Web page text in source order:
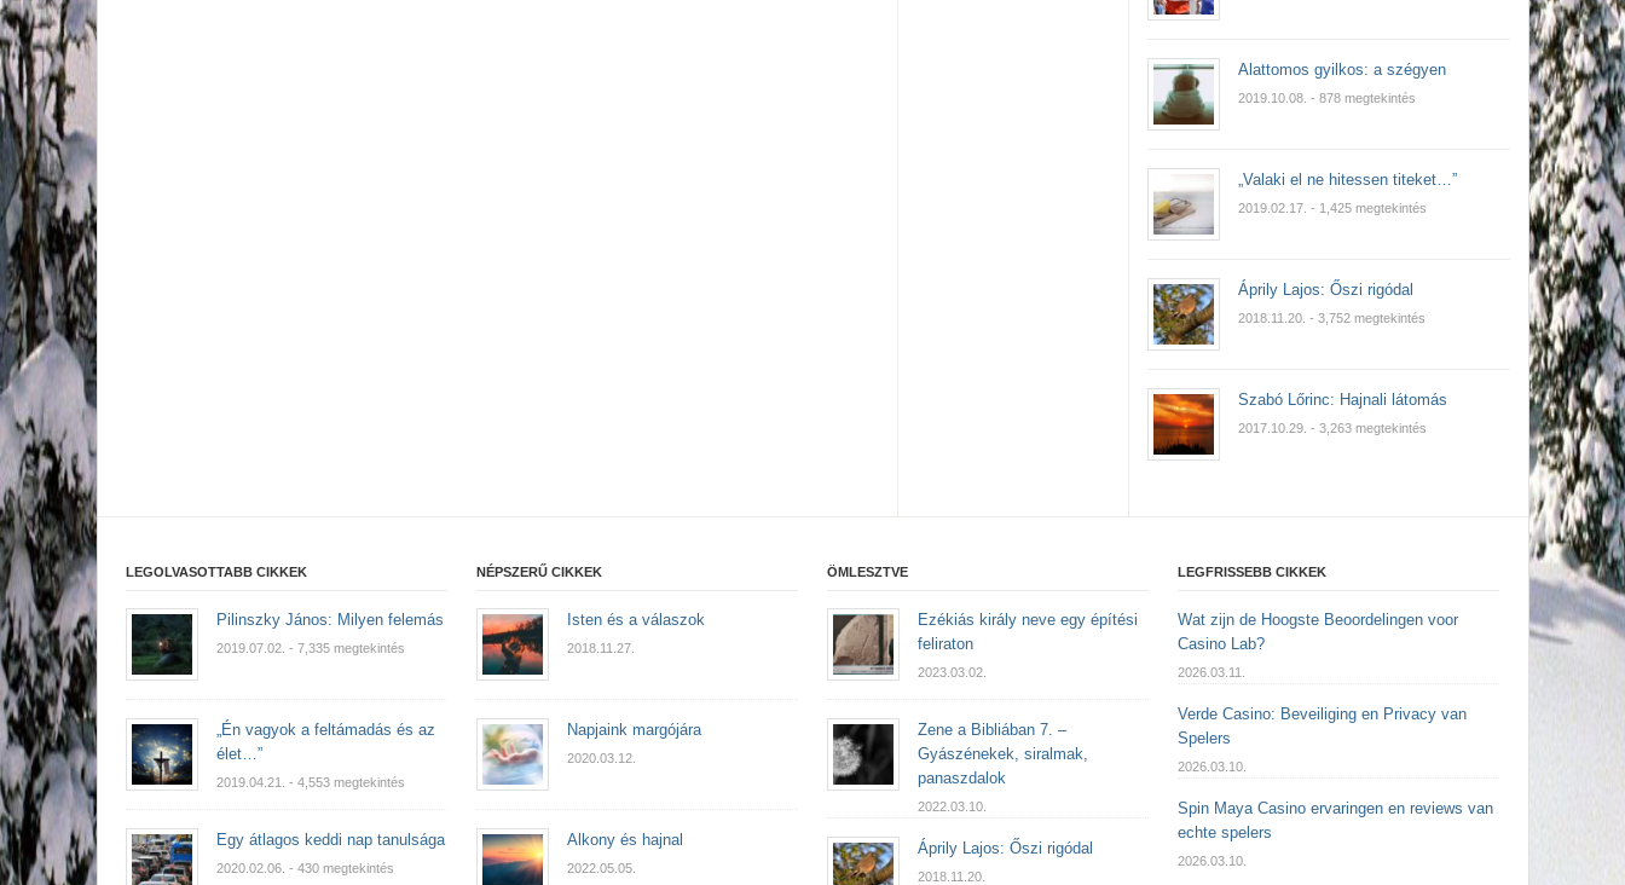
Alattomos gyilkos: a szégyen
2019.10.08. - 878 megtekintés
„Valaki el ne hitessen titeket…”
2019.02.17. - 1,425 megtekintés
Áprily Lajos: Őszi rigódal
2018.11.20. - 3,752 megtekintés
Szabó Lőrinc: Hajnali látomás
2017.10.29. - 3,263 megtekintés
LEGOLVASOTTABB CIKKEK
Pilinszky János: Milyen felemás
2019.07.02. - 7,335 megtekintés
„Én vagyok a feltámadás és az
élet…”
2019.04.21. - 4,553 megtekintés
Egy átlagos keddi nap tanulsága
2020.02.06. - 430 megtekintés
NÉPSZERŰ CIKKEK
Isten és a válaszok
2018.11.27.
Napjaink margójára
2020.03.12.
Alkony és hajnal
2022.05.05.
ÖMLESZTVE
Ezékiás király neve egy építési
feliraton
2023.03.02.
Zene a Bibliában 7. –
Gyászénekek, siralmak,
panaszdalok
2022.03.10.
Áprily Lajos: Őszi rigódal
2018.11.20.
LEGFRISSEBB CIKKEK
Wat zijn de Hoogste Beoordelingen voor
Casino Lab?
2026.03.11.
Verde Casino: Beveiliging en Privacy van
Spelers
2026.03.10.
Spin Maya Casino ervaringen en reviews van
echte spelers
2026.03.10.